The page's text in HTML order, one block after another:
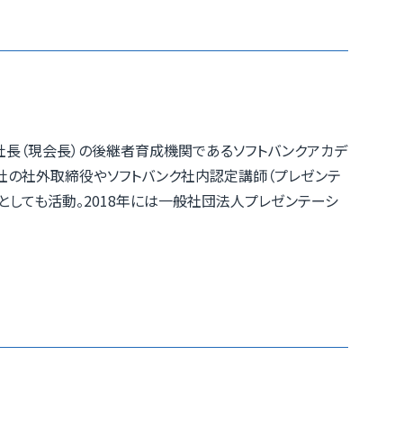
（現会長）の後継者育成機関であるソフトバンクアカデ
の社外取締役やソフトバンク社内認定講師（プレゼンテ
しても活動。2018年には一般社団法人プレゼンテーシ